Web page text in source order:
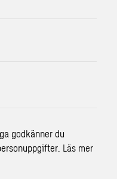
godkänner du
Läs mer